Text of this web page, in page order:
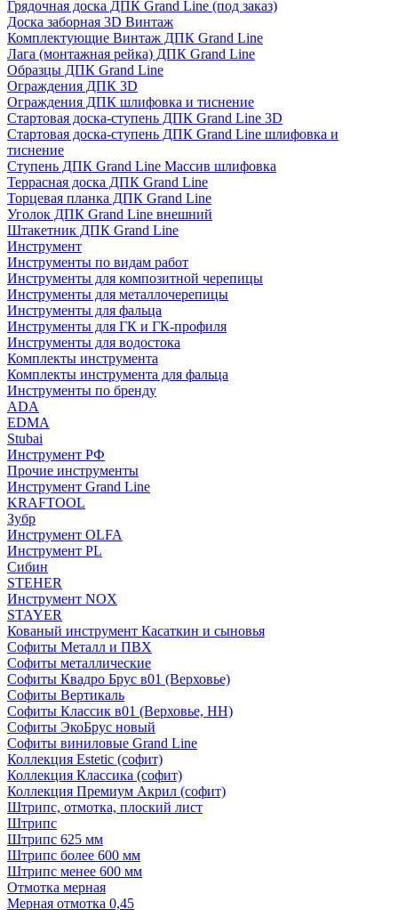
Грядочная доска ДПК Grand Line (под заказ)
Доска заборная 3D Винтаж
Комплектующие Винтаж ДПК Grand Line
Лага (монтажная рейка) ДПК Grand Line
Образцы ДПК Grand Line
Ограждения ДПК 3D
Ограждения ДПК шлифовка и тиснение
Стартовая доска-ступень ДПК Grand Line 3D
Стартовая доска-ступень ДПК Grand Line шлифовка и
тиснение
Ступень ДПК Grand Line Массив шлифовка
Террасная доска ДПК Grand Line
Торцевая планка ДПК Grand Line
Уголок ДПК Grand Line внешний
Штакетник ДПК Grand Line
Инструмент
Инструменты по видам работ
Инструменты для композитной черепицы
Инструменты для металлочерепицы
Инструменты для фальца
Инструменты для ГК и ГК-профиля
Инструменты для водостока
Комплекты инструмента
Комплекты инструмента для фальца
Инструменты по бренду
ADA
EDMA
Stubai
Инструмент РФ
Прочие инструменты
Инструмент Grand Line
KRAFTOOL
Зубр
Инструмент OLFA
Инструмент PL
Сибин
STEHER
Инструмент NOX
STAYER
Кованый инструмент Касаткин и сыновья
Софиты Металл и ПВХ
Софиты металлические
Софиты Квадро Брус в01 (Верховье)
Софиты Вертикаль
Софиты Классик в01 (Верховье, НН)
Софиты ЭкоБрус новый
Софиты виниловые Grand Line
Коллекция Estetic (софит)
Коллекция Классика (софит)
Коллекция Премиум Акрил (софит)
Штрипс, отмотка, плоский лист
Штрипс
Штрипс 625 мм
Штрипс более 600 мм
Штрипс менее 600 мм
Отмотка мерная
Мерная отмотка 0,45